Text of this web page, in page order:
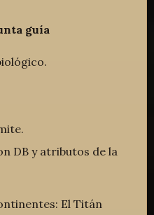
guía
DB y atributos de la
El Titán